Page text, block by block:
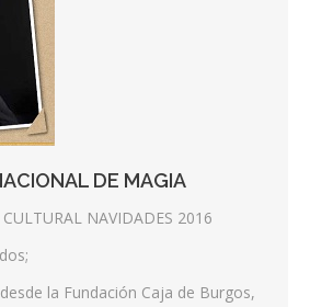
DE MAGIA
NAVIDADES 2016
la Fundación Caja de Burgos,